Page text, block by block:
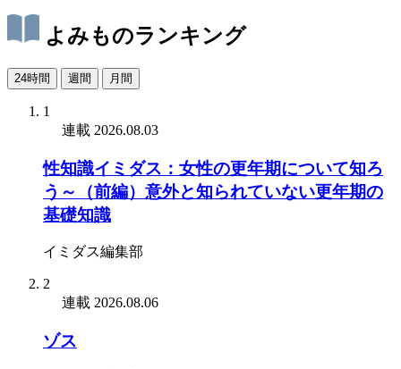
よみものランキング
24時間 週間 月間
1
連載 2026.08.03
性知識イミダス：女性の更年期について知ろ
う～（前編）意外と知られていない更年期の
基礎知識
イミダス編集部
2
連載 2026.08.06
ゾス